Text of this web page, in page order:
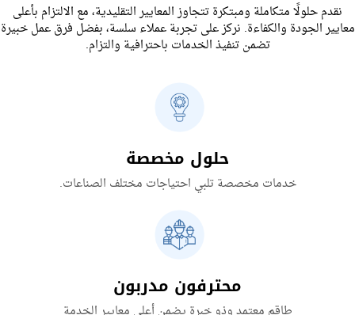
نقدم حلولًا متكاملة ومبتكرة تتجاوز المعايير التقليدية، مع الالتزام بأعلى
معايير الجودة والكفاءة. نركز على تجربة عملاء سلسة، بفضل فرق عمل خبيرة
تضمن تنفيذ الخدمات باحترافية والتزام.
حلول مخصصة
خدمات مخصصة تلبي احتياجات مختلف الصناعات.
محترفون مدربون